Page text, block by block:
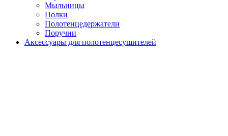
Мыльницы
Полки
Полотенцедержатели
Поручни
Аксессуары для полотенцесушителей